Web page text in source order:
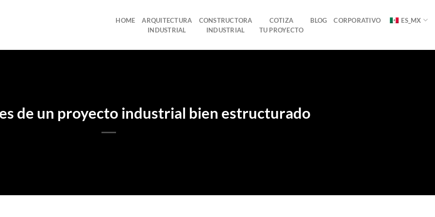
HOME
ARQUITECTURA
INDUSTRIAL
CONSTRUCTORA
INDUSTRIAL
COTIZA
TU PROYECTO
BLOG CORPORATIVO ES_MX
de un proyecto industrial bien estructurado